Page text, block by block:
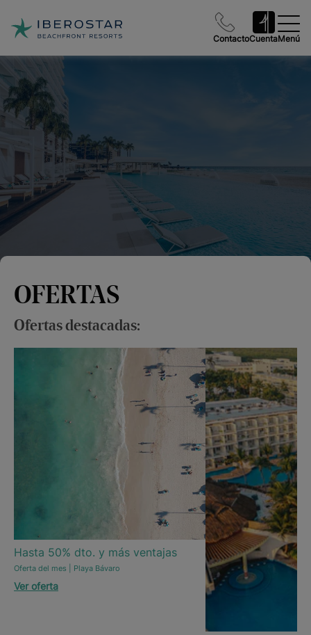
ContactoCuentaMenú
OFERTAS
Ofertas destacadas:
Hasta 50% dto. y más ventajas
Oferta del mes | Playa Bávaro
Ver oferta